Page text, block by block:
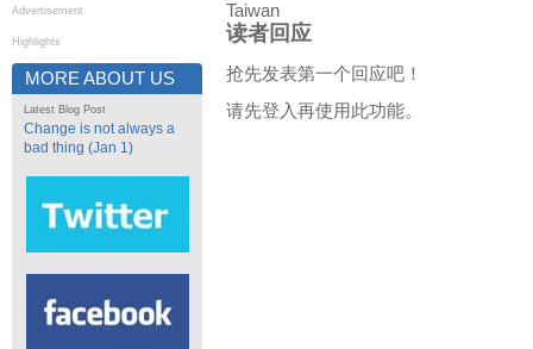
Advertisement
Highlights
MORE ABOUT US
Latest Blog Post
Change is not always a
bad thing (Jan 1)
Taiwan
读者回应
抢先发表第一个回应吧！
请先登入再使用此功能。